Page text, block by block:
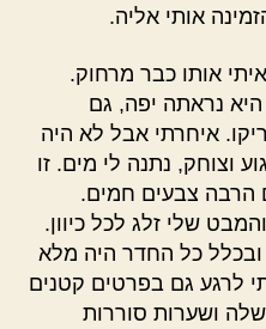
אותי אליה.
אותו כבר מרחוק.
נראתה יפה, גם
איחרתי אבל לא היה
וצוחק, נתנה לי מים. זו
הרבה צבעים חמים.
שלי זלג לכל כיוון.
ובכלל כל החדר היה מלא
לרגע גם בפרטים קטנים
ושערות סוררות